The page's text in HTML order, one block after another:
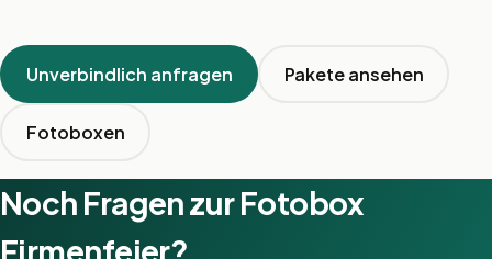
Unverbindlich anfragen Pakete ansehen
Fotoboxen
Noch Fragen zur Fotobox
Firmenfeier?